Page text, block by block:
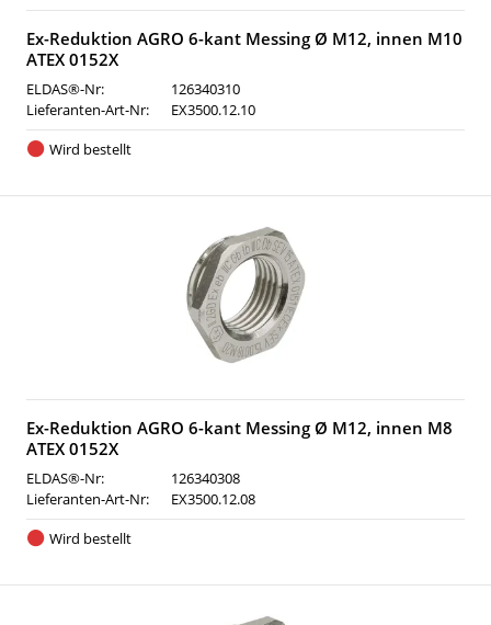
Ex-Reduktion AGRO 6-kant Messing Ø M12, innen M10
ATEX 0152X
ELDAS®-Nr:
126340310
Lieferanten-Art-Nr:
EX3500.12.10
Wird bestellt
Ex-Reduktion AGRO 6-kant Messing Ø M12, innen M8
ATEX 0152X
ELDAS®-Nr:
126340308
Lieferanten-Art-Nr:
EX3500.12.08
Wird bestellt